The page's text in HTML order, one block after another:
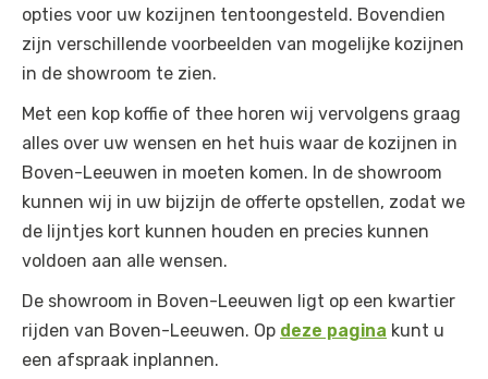
opties voor uw kozijnen tentoongesteld. Bovendien
zijn verschillende voorbeelden van mogelijke kozijnen
in de showroom te zien.
Met een kop koffie of thee horen wij vervolgens graag
alles over uw wensen en het huis waar de kozijnen in
Boven-Leeuwen in moeten komen. In de showroom
kunnen wij in uw bijzijn de offerte opstellen, zodat we
de lijntjes kort kunnen houden en precies kunnen
voldoen aan alle wensen.
De showroom in Boven-Leeuwen ligt op een kwartier
rijden van Boven-Leeuwen. Op deze pagina kunt u
een afspraak inplannen.